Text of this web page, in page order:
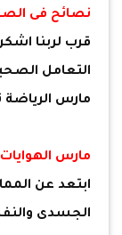
نصائح فى
قرب لربنا
التعامل
مارس الرياضة
مارس
ابتعد عن
الجسدى